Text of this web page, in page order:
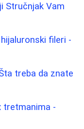
Stručnjak Vam
fileri -
treba da znate
tretmanima -